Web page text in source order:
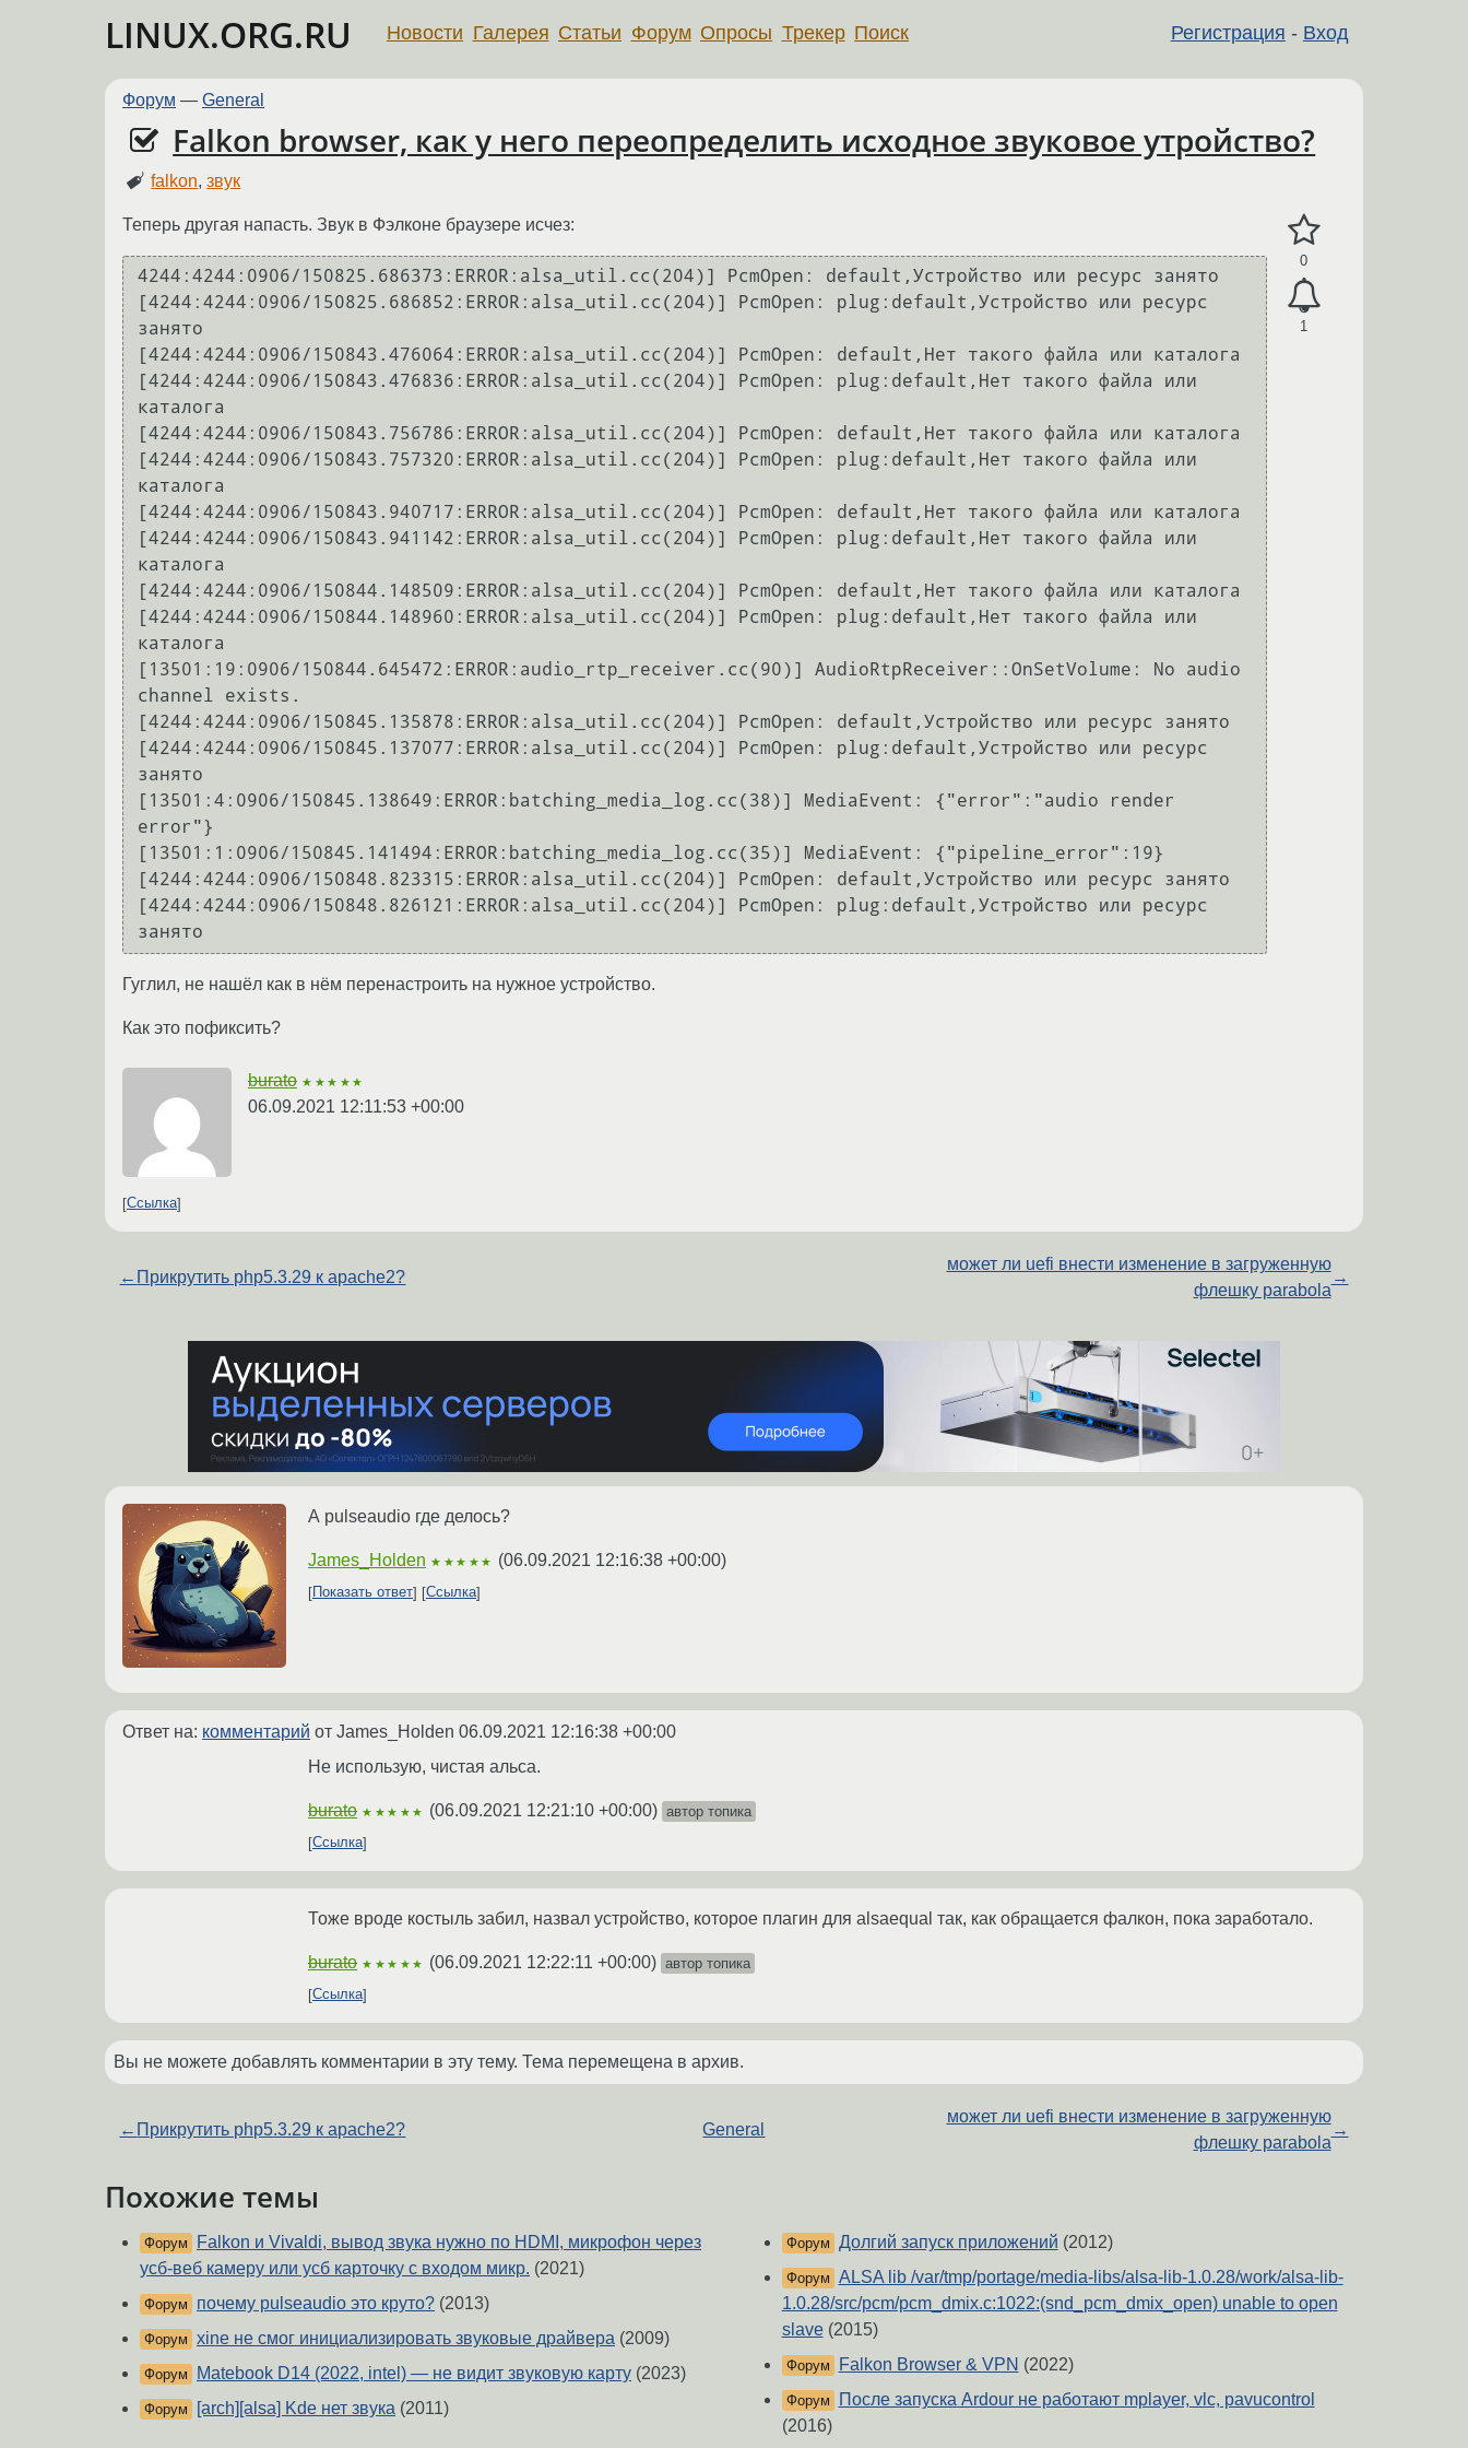
LINUX.ORG.RU Регистрация - Вход
Новости Галерея Статьи Форум Опросы Трекер Поиск
Форум — General
Falkon browser, как у него переопределить исходное звуковое утройство?
falkon,звук
0
1
Теперь другая напасть. Звук в Фэлконе браузере исчез:
4244:4244:0906/150825.686373:ERROR:alsa_util.cc(204)] PcmOpen: default,Устройство или ресурс занято
[4244:4244:0906/150825.686852:ERROR:alsa_util.cc(204)] PcmOpen: plug:default,Устройство или ресурс
занято
[4244:4244:0906/150843.476064:ERROR:alsa_util.cc(204)] PcmOpen: default,Нет такого файла или каталога
[4244:4244:0906/150843.476836:ERROR:alsa_util.cc(204)] PcmOpen: plug:default,Нет такого файла или
каталога
[4244:4244:0906/150843.756786:ERROR:alsa_util.cc(204)] PcmOpen: default,Нет такого файла или каталога
[4244:4244:0906/150843.757320:ERROR:alsa_util.cc(204)] PcmOpen: plug:default,Нет такого файла или
каталога
[4244:4244:0906/150843.940717:ERROR:alsa_util.cc(204)] PcmOpen: default,Нет такого файла или каталога
[4244:4244:0906/150843.941142:ERROR:alsa_util.cc(204)] PcmOpen: plug:default,Нет такого файла или
каталога
[4244:4244:0906/150844.148509:ERROR:alsa_util.cc(204)] PcmOpen: default,Нет такого файла или каталога
[4244:4244:0906/150844.148960:ERROR:alsa_util.cc(204)] PcmOpen: plug:default,Нет такого файла или
каталога
[13501:19:0906/150844.645472:ERROR:audio_rtp_receiver.cc(90)] AudioRtpReceiver::OnSetVolume: No audio
channel exists.
[4244:4244:0906/150845.135878:ERROR:alsa_util.cc(204)] PcmOpen: default,Устройство или ресурс занято
[4244:4244:0906/150845.137077:ERROR:alsa_util.cc(204)] PcmOpen: plug:default,Устройство или ресурс
занято
[13501:4:0906/150845.138649:ERROR:batching_media_log.cc(38)] MediaEvent: {"error":"audio render
error"}
[13501:1:0906/150845.141494:ERROR:batching_media_log.cc(35)] MediaEvent: {"pipeline_error":19}
[4244:4244:0906/150848.823315:ERROR:alsa_util.cc(204)] PcmOpen: default,Устройство или ресурс занято
[4244:4244:0906/150848.826121:ERROR:alsa_util.cc(204)] PcmOpen: plug:default,Устройство или ресурс
Гуглил, не нашёл как в нём перенастроить на нужное устройство.
Как это пофиксить?
burato ★★★★★
06.09.2021 12:11:53 +00:00
Ссылка
← Прикрутить php5.3.29 к apache2?
может ли uefi внести изменение в загруженную
флешку parabola
→
А pulseaudio где делось?
James_Holden ★★★★★ (06.09.2021 12:16:38 +00:00)
Показать ответ Ссылка
Ответ на: комментарий от James_Holden 06.09.2021 12:16:38 +00:00
Не использую, чистая альса.
burato ★★★★★ (06.09.2021 12:21:10 +00:00) автор топика
Ссылка
Тоже вроде костыль забил, назвал устройство, которое плагин для alsaequal так, как обращается фалкон, пока заработало.
burato ★★★★★ (06.09.2021 12:22:11 +00:00) автор топика
Ссылка
Вы не можете добавлять комментарии в эту тему. Тема перемещена в архив.
← Прикрутить php5.3.29 к apache2? General
может ли uefi внести изменение в загруженную
флешку parabola
→
Похожие темы
Форум
Falkon и Vivaldi, вывод звука нужно по HDMI, микрофон через
усб-веб камеру или усб карточку с входом микр. (2021)
Форум почему pulseaudio это круто? (2013)
Форум xine не смог инициализировать звуковые драйвера (2009)
Форум Matebook D14 (2022, intel) — не видит звуковую карту (2023)
Форум [arch][alsa] Kde нет звука (2011)
Форум Долгий запуск приложений (2012)
Форум ALSA lib /var/tmp/portage/media-libs/alsa-lib-1.0.28/work/alsa-lib-
1.0.28/src/pcm/pcm_dmix.c:1022:(snd_pcm_dmix_open) unable to open
slave(2015)
Форум Falkon Browser & VPN (2022)
Форум
После запуска Ardour не работают mplayer, vlc, pavucontrol
(2016)